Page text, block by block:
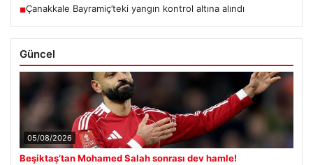
■Çanakkale Bayramiç’teki yangın kontrol altına alındı
Güncel
05/08/2026
Beşiktaş’tan Mohamed Salah sonrası dev hamle!